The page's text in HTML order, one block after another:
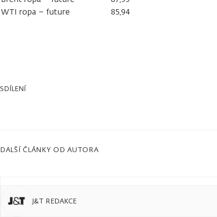
WTI ropa – future
85,94
SDÍLENÍ
DALŠÍ ČLÁNKY OD AUTORA
J&T REDAKCE